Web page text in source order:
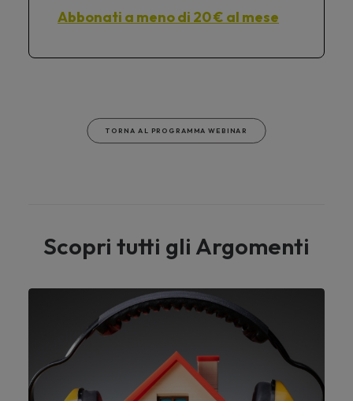
Abbonati a meno di 20 € al mese
TORNA AL PROGRAMMA WEBINAR
Scopri tutti gli Argomenti